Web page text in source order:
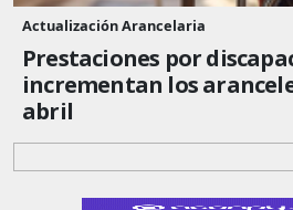
Actualización Arancelaria
Prestaciones por
incrementan los
abril